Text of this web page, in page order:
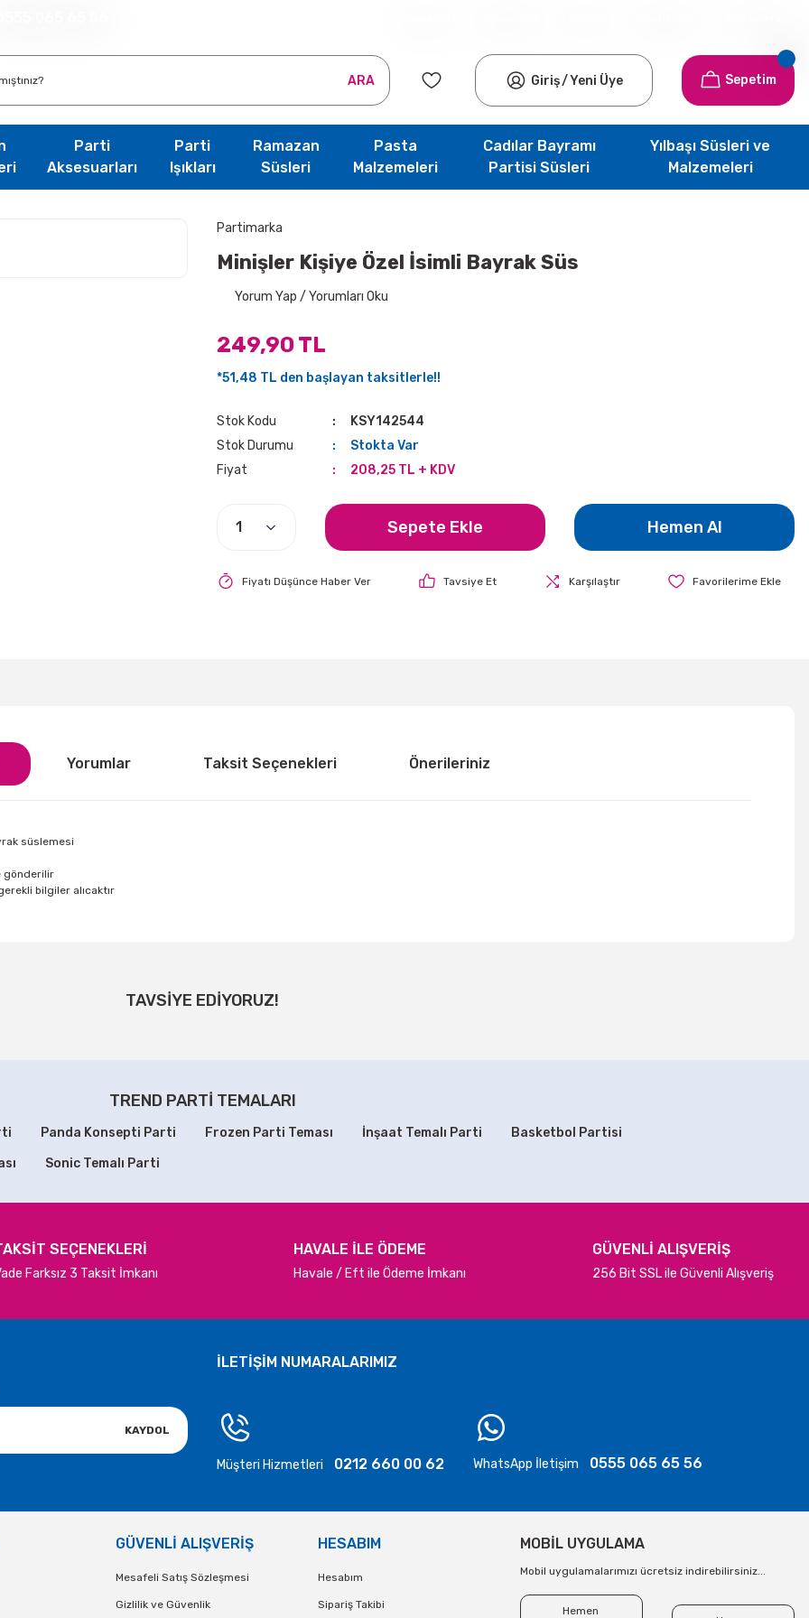
ARA Giriş/Yeni Üye Sepetim
Parti
Aksesuarları
Parti
Işıkları
Ramazan
Süsleri
Pasta
Malzemeleri
Cadılar Bayramı
Partisi Süsleri
Yılbaşı Süsleri ve
Malzemeleri
Partimarka
Minişler Kişiye Özel İsimli Bayrak Süs
Yorum Yap / Yorumları Oku
249,90 TL
*51,48 TL den başlayan taksitlerle!!
Stok Kodu
KSY142544
Stok Durumu
Stokta Var
Fiyat
208,25 TL + KDV
Sepete Ekle Hemen Al
Fiyatı Düşünce Haber Ver Tavsiye Et Karşılaştır
Yorumlar Taksit Seçenekleri Önerileriniz
süslemesi
gönderilir
bilgiler alıcaktır
Bu ürüne ilk yorumu siz yapın!
TAVSİYE EDİYORUZ!
99,90 TLTREND PARTİ TEMALARI
Panda Konsepti Parti Frozen Parti Teması İnşaat Temalı Parti
Basketbol Partisi
Sonic Temalı Parti
SEÇENEKLERİ
Farksız 3 Taksit İmkanı
HAVALE İLE ÖDEME
Havale / Eft ile Ödeme İmkanı
GÜVENLİ ALIŞVERİŞ
256 Bit SSL ile Güvenli Alışveriş
KAYDOL
İLETİŞİM NUMARALARIMIZ
Müşteri Hizmetleri 0212 660 00 62 WhatsApp İletişim 0555 065 65 56
GÜVENLİ ALIŞVERİŞ
Mesafeli Satış Sözleşmesi
Gizlilik ve Güvenlik
HESABIM
Hesabım
Sipariş Takibi
MOBİL UYGULAMA
Mobil uygulamalarımızı ücretsiz indirebilirsiniz...
Hemen